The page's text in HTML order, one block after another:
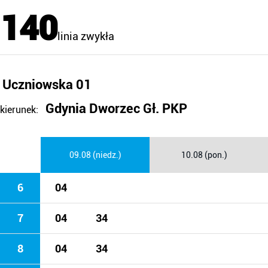
140linia zwykła
Uczniowska 01
kierunek: Gdynia Dworzec Gł. PKP
09.08 (niedz.) 10.08 (pon.)
6 04
7 04 34
8 04 34